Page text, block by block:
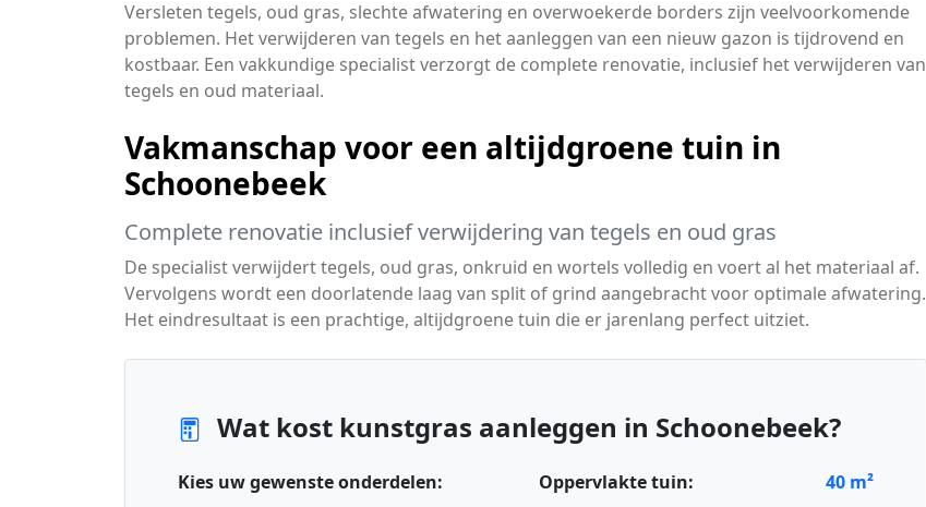
Versleten tegels, oud gras, slechte afwatering en overwoekerde borders zijn veelvoorkomende
problemen. Het verwijderen van tegels en het aanleggen van een nieuw gazon is tijdrovend en
kostbaar. Een vakkundige specialist verzorgt de complete renovatie, inclusief het verwijderen van
tegels en oud materiaal.
Vakmanschap voor een altijdgroene tuin in
Schoonebeek
Complete renovatie inclusief verwijdering van tegels en oud gras
De specialist verwijdert tegels, oud gras, onkruid en wortels volledig en voert al het materiaal af.
Vervolgens wordt een doorlatende laag van split of grind aangebracht voor optimale afwatering.
Het eindresultaat is een prachtige, altijdgroene tuin die er jarenlang perfect uitziet.
Wat kost kunstgras aanleggen in Schoonebeek?
Kies uw gewenste onderdelen:
Oppervlakte tuin: 40 m²